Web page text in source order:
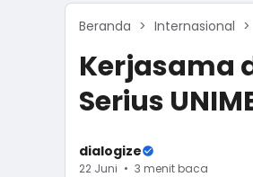
Beranda Internasional
Kerjasama
Serius
dialogize
22 Juni 3 menit baca